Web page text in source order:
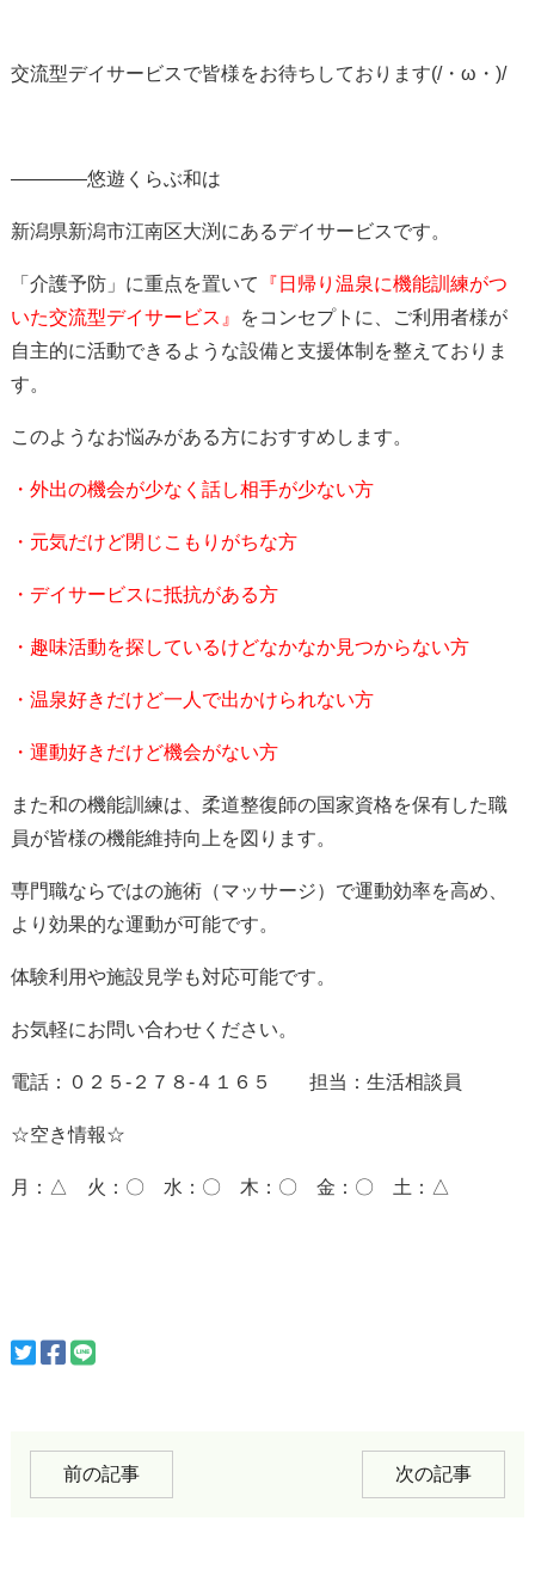
交流型デイサービスで皆様をお待ちしております(/・ω・)/
————悠遊くらぶ和は
新潟県新潟市江南区大渕にあるデイサービスです。
「介護予防」に重点を置いて
『日帰り温泉に機能訓練がつ
いた交流型デイサービス 』
をコンセプトに、ご利用者様が
自主的に活動できるような設備と支援体制を整えておりま
す。
このようなお悩みがある方におすすめします。
・外出の機会が少なく話し相手が少ない方
・元気だけど閉じこもりがちな方
・デイサービスに抵抗がある方
・趣味活動を探しているけどなかなか見つからない方
・温泉好きだけど一人で出かけられない方
・運動好きだけど機会がない方
また和の機能訓練は、柔道整復師の国家資格を保有した職
員が皆様の機能維持向上を図ります。
専門職ならではの施術（マッサージ）で運動効率を高め、
より効果的な運動が可能です。
体験利用や施設見学も対応可能です。
お気軽にお問い合わせください。
電話：０２５-２７８-４１６５ 担当：生活相談員
☆空き情報☆
月：△ 火：〇 水：〇 木：〇 金：〇 土：△
前の記事 次の記事